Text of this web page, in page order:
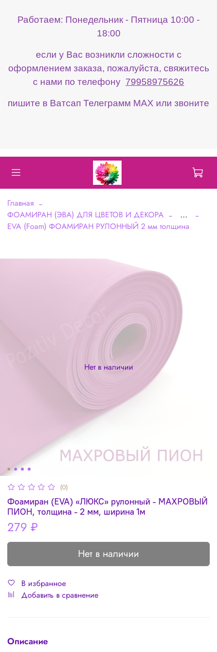
Работаем: Понедельник - Пятница 10:00 -
18:00
если у Вас возникли сложности с
оформлением заказа, пожалуйста, свяжитесь
с нами по телефону 79958975626
пишите в Ватсап Телеграмм МАХ или звоните
Главная
ФОАМИРАН (ЭВА) ДЛЯ ЦВЕТОВ И ДЕКОРА
...
EVA (Foam) ФОАМИРАН РУЛОННЫЙ 2 мм толщина
Нет в наличии
(0)
Фоамиран (EVA) «ЛЮКС» рулонный - МАХРОВЫЙ
ПИОН, толщина - 2 мм, ширина 1м
279 ₽
Нет в наличии
В избранное
Добавить в сравнение
Описание